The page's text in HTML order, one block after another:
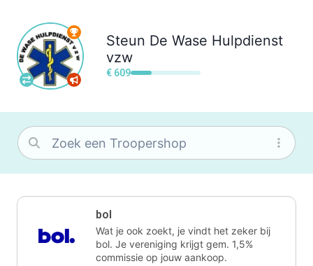
Steun De Wase Hulpdienst
vzw
€ 609
bol
Wat je ook zoekt, je vindt het zeker bij
bol. Je vereniging krijgt gem. 1,5%
commissie op jouw aankoop.